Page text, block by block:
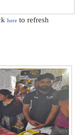
here to refresh